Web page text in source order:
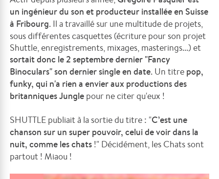
un ingénieur du son et producteur installée en Suisse
à Fribourg. Il a travaillé sur une multitude de projets,
sous différentes casquettes (écriture pour son projet
Shuttle, enregistrements, mixages, masterings...) et
sortait donc le 2 septembre dernier "Fancy
Binoculars" son dernier single en date. Un titre pop,
funky, qui n'a rien a envier aux productions des
britanniques Jungle pour ne citer qu'eux !
SHUTTLE publiait à la sortie du titre : "C’est une
chanson sur un super pouvoir, celui de voir dans la
nuit, comme les chats !" Décidément, les Chats sont
partout ! Miaou !